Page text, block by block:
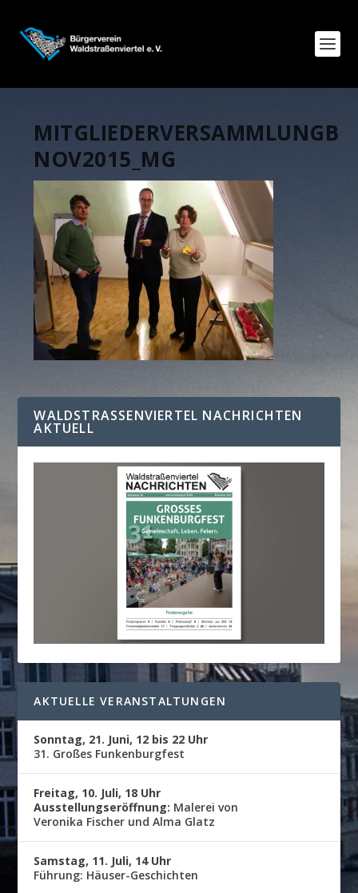
MITGLIEDERVERSAMMLUNGB
NOV2015_MG
WALDSTRASSENVIERTEL NACHRICHTEN A
KTUELL
AKTUELLE VERANSTALTUNGEN
Sonntag, 21. Juni, 12 bis 22 Uhr
31. Großes Funkenburgfest
Freitag, 10. Juli, 18 Uhr
Ausstellungseröffnung: Malerei von
Veronika Fischer und Alma Glatz
Samstag, 11. Juli, 14 Uhr
Führung: Häuser-Geschichten